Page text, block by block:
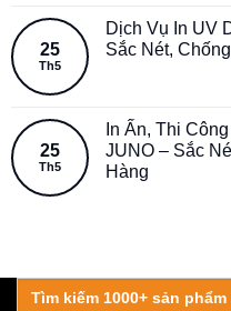
25
Th5
Dịch Vụ In UV
Sắc Nét,
25
Th5
In Ấn, Thi
JUNO – Sắc
Hàng
Search
for: